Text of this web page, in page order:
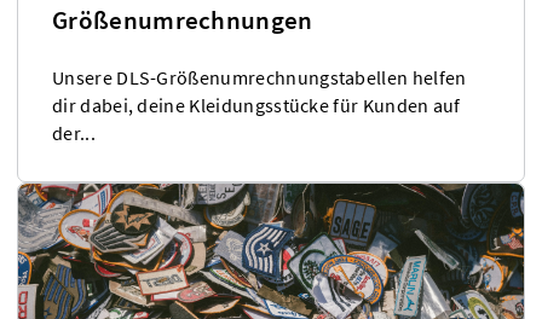
Größenumrechnungen
Unsere DLS-Größenumrechnungstabellen helfen
dir dabei, deine Kleidungsstücke für Kunden auf
der...